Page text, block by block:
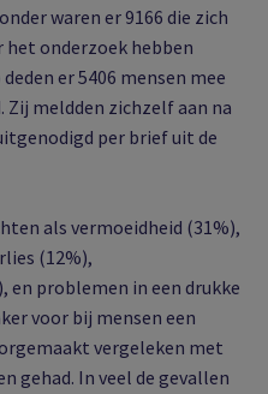
waren er 9166 die zich
onderzoek hebben
er 5406 mensen mee
Zij meldden zichzelf aan na
per brief uit de
als vermoeidheid (31%),
(12%),
problemen in een drukke
voor bij mensen een
vergeleken met
gehad. In veel de gevallen